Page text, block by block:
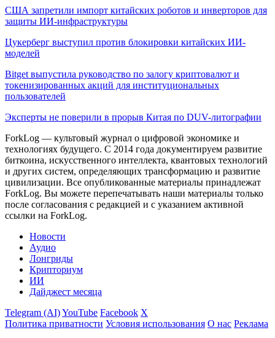
США запретили импорт китайских роботов и инверторов для
защиты ИИ-инфраструктуры
Цукерберг выступил против блокировки китайских ИИ-
моделей
Bitget выпустила руководство по залогу криптовалют и
токенизированных акций для институциональных
пользователей
Эксперты не поверили в прорыв Китая по DUV-литографии
ForkLog — культовый журнал о цифровой экономике и
технологиях будущего. С 2014 года документируем развитие
биткоина, искусственного интеллекта, квантовых технологий
и других систем, определяющих трансформацию и развитие
цивилизации. Все опубликованные материалы принадлежат
ForkLog. Вы можете перепечатывать наши материалы только
после согласования с редакцией и с указанием активной
ссылки на ForkLog.
Новости
Аудио
Лонгриды
Крипториум
ИИ
Дайджест месяца
Telegram (AI)YouTube Facebook X
Политика приватности Условия использования О нас Реклама